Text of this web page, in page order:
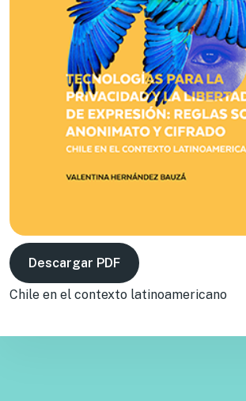
Descargar PDF
Chile en el contexto latinoamericano